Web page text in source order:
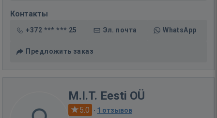
Контакты
+372 *** *** 25 Эл. почта WhatsApp
Предложить заказ
M.I.T. Eesti OÜ
5.0 · 1 отзывов